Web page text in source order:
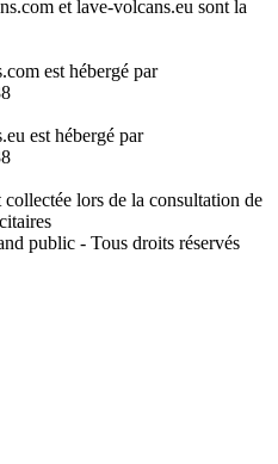
et lave-volcans.eu sont la
est hébergé par
est hébergé par
lors de la consultation de
public - Tous droits réservés